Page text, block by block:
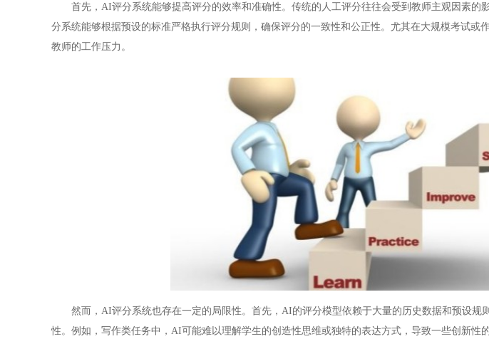
首先，AI评分系统能够提高评分的效率和准确性。传统的人工评分往往会受到教师主观因素的
分系统能够根据预设的标准严格执行评分规则，确保评分的一致性和公正性。尤其在大规模考试或
教师的工作压力。
然而，AI评分系统也存在一定的局限性。首先，AI的评分模型依赖于大量的历史数据和预设规
性。例如，写作类任务中，AI可能难以理解学生的创造性思维或独特的表达方式，导致一些创新性